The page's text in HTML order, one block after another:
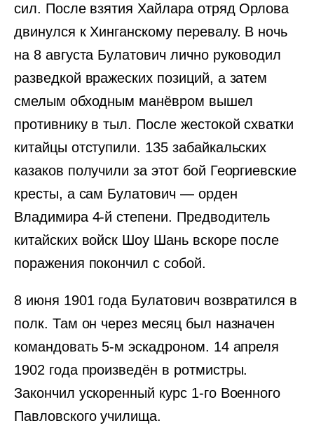
сил. После взятия Хайлара отряд Орлова
двинулся к Хинганскому перевалу. В ночь
на 8 августа Булатович лично руководил
разведкой вражеских позиций, а затем
смелым обходным манёвром вышел
противнику в тыл. После жестокой схватки
китайцы отступили. 135 забайкальских
казаков получили за этот бой Георгиевские
кресты, а сам Булатович — орден
Владимира 4-й степени. Предводитель
китайских войск Шоу Шань вскоре после
поражения покончил с собой.
8 июня 1901 года Булатович возвратился в
полк. Там он через месяц был назначен
командовать 5-м эскадроном. 14 апреля
1902 года произведён в ротмистры.
Закончил ускоренный курс 1-го Военного
Павловского училища.